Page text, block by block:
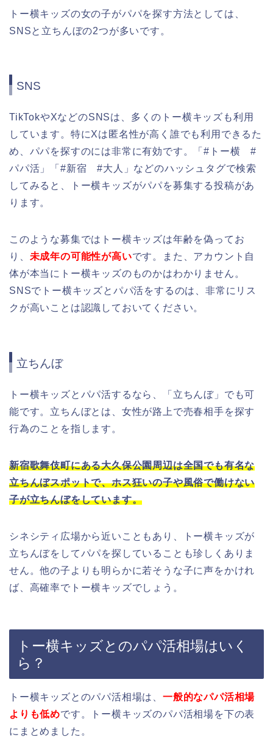
トー横キッズの女の子がパパを探す方法としては、
SNSと立ちんぼの2つが多いです。
SNS
TikTokやXなどのSNSは、多くのトー横キッズも利用
しています。 特にXは匿名性が高く誰でも利用できるた
め、パパを探すのには非常に有効です。
「#トー横 #
パパ活」「#新宿 #大人」などのハッシュタグで検索
してみると、トー横キッズがパパを募集する投稿があ
ります。
このような募集ではトー横キッズは年齢を偽ってお
り、 未成年の可能性が高いです。また、アカウント自
体が本当にトー横キッズのものかはわかりません。
SNSでトー横キッズとパパ活をするのは、非常にリス
クが高いことは認識しておいてください。
立ちんぼ
トー横キッズとパパ活するなら、「立ちんぼ」でも可
能です。 立ちんぼとは、女性が路上で売春相手を探す
行為のことを指します。
新宿歌舞伎町にある大久保公園周辺は全国でも有名な
立ちんぼスポットで、ホス狂いの子や風俗で働けない
子が立ちんぼをしています。
シネシティ広場から近いこともあり、トー横キッズが
立ちんぼをしてパパを探していることも珍しくありま
せん。他の子よりも明らかに若そうな子に声をかけれ
ば、高確率でトー横キッズでしょう。
トー横キッズとのパパ活相場はいく
ら？
トー横キッズとのパパ活相場は、 一般的なパパ活相場
よりも低めです。
トー横キッズのパパ活相場を下の表
にまとめました。